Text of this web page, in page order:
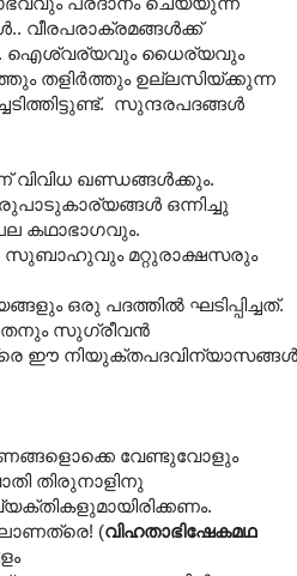
വീരപരാക്രമങ്ങള്‍ക്ക്
ഐശ്വര്യവും ധൈര്യവും
തളിര്‍ത്തും ഉല്ലസിയ്ക്കുന്ന
സുന്ദരപദങ്ങൾ
ഖണ്ഡങ്ങള്‍ക്കും.
ഒന്നിച്ചു
കഥാഭാഗവും.
സുബാഹുവും മറ്റുരാക്ഷസരും
ഒരു പദത്തില്‍ ഘടിപ്പിച്ചത്.
സുഗ്രീവന്‍
ഈ
വേണ്ടുവോളും
തിരുനാളിനു
(വിഹതാഭിഷേകമഥ